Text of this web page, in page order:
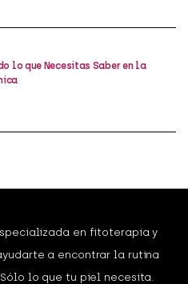
lo que Necesitas Saber en la
en fitoterapia y
a encontrar la rutina
lo que tu piel necesita.